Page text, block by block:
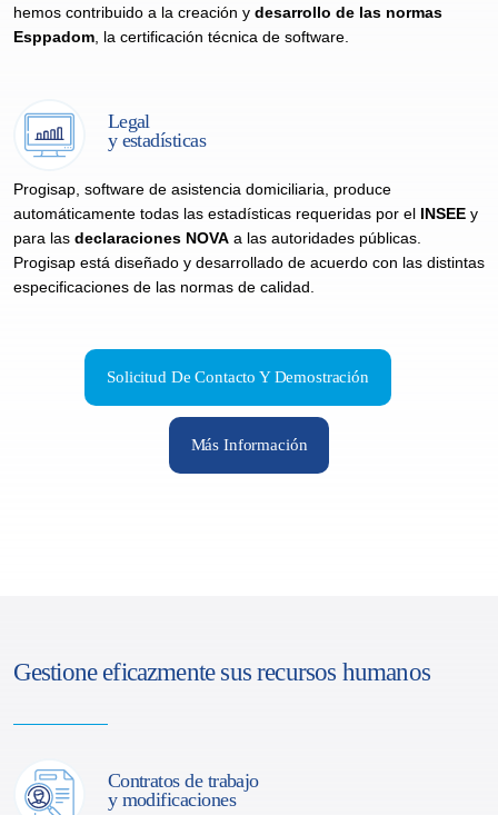
hemos contribuido a la creación y desarrollo de las normas
Esppadom, la certificación técnica de software.
Legal
y estadísticas
Progisap, software de asistencia domiciliaria, produce
automáticamente todas las estadísticas requeridas por el INSEEy
para las declaraciones NOVAa las autoridades públicas.
Progisap está diseñado y desarrollado de acuerdo con las distintas
especificaciones de las normas de calidad.
Solicitud De Contacto Y Demostración
Más Información
Gestione eficazmente sus recursos humanos
Contratos de trabajo
y modificaciones